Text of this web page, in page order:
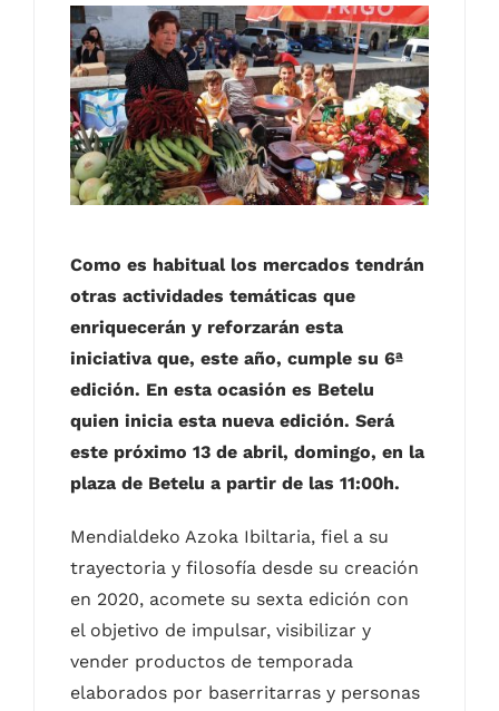
Actualidad
Contacto
Castellano
Como es habitual los mercados tendrán
otras actividades temáticas que
enriquecerán y reforzarán esta
iniciativa que, este año, cumple su 6ª
edición. En esta ocasión es Betelu
quien inicia esta nueva edición. Será
este próximo 13 de abril, domingo, en la
plaza de Betelu a partir de las 11:00h.
Mendialdeko Azoka Ibiltaria, fiel a su
trayectoria y filosofía desde su creación
en 2020, acomete su sexta edición con
el objetivo de impulsar, visibilizar y
vender productos de temporada
elaborados por baserritarras y personas